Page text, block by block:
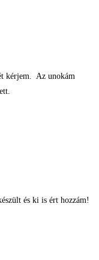
kérjem. Az unokám
és ki is ért hozzám!